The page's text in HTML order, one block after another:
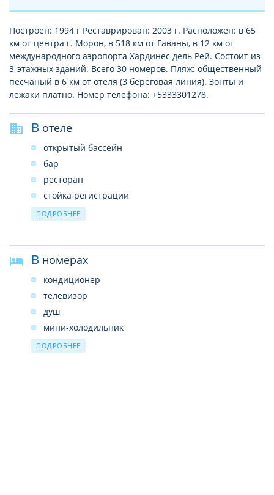
Построен: 1994 г Реставрирован: 2003 г. Расположен: в 65
км от центра г. Морон, в 518 км от Гаваны, в 12 км от
международного аэропорта Хардинес дель Рей. Состоит из
3-этажных зданий. Всего 30 номеров. Пляж: общественный
песчаный в 6 км от отеля (3 береговая линия). Зонты и
лежаки платно. Номер телефона: +5333301278.
В отеле
открытый бассейн
бар
ресторан
стойка регистрации
паркинг
ПОДРОБНЕЕ
В номерах
кондиционер
телевизор
душ
мини-холодильник
балкон
ПОДРОБНЕЕ